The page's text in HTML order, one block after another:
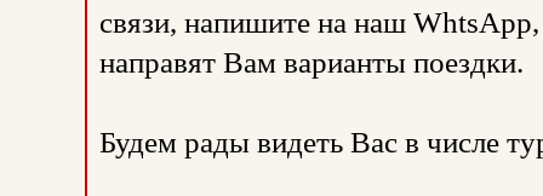
связи, напишите на наш
направят Вам варианты поездки.
Будем рады видеть Вас в числе